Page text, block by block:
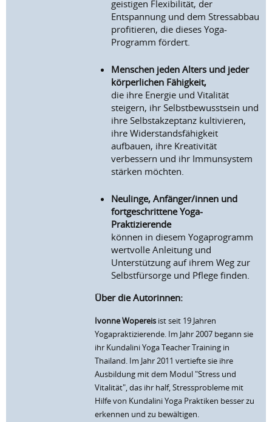
geistigen Flexibilität, der
Entspannung und dem Stressabbau
profitieren, die dieses Yoga-
Programm fördert.
Menschen jeden Alters und jeder
körperlichen Fähigkeit,
die ihre Energie und Vitalität
steigern, ihr Selbstbewusstsein und
ihre Selbstakzeptanz kultivieren,
ihre Widerstandsfähigkeit
aufbauen, ihre Kreativität
verbessern und ihr Immunsystem
stärken möchten.
Neulinge, Anfänger/innen und
fortgeschrittene Yoga-
Praktizierende
können in diesem Yogaprogramm
wertvolle Anleitung und
Unterstützung auf ihrem Weg zur
Selbstfürsorge und Pflege finden.
Über die Autorinnen:
Ivonne Wopereis ist seit 19 Jahren
Yogapraktizierende. Im Jahr 2007 begann sie
ihr Kundalini Yoga Teacher Training in
Thailand. Im Jahr 2011 vertiefte sie ihre
Ausbildung mit dem Modul "Stress und
Vitalität", das ihr half, Stressprobleme mit
Hilfe von Kundalini Yoga Praktiken besser zu
erkennen und zu bewältigen.